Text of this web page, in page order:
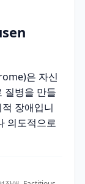
은 자신
질병을 만들
장애입니
의도적으로